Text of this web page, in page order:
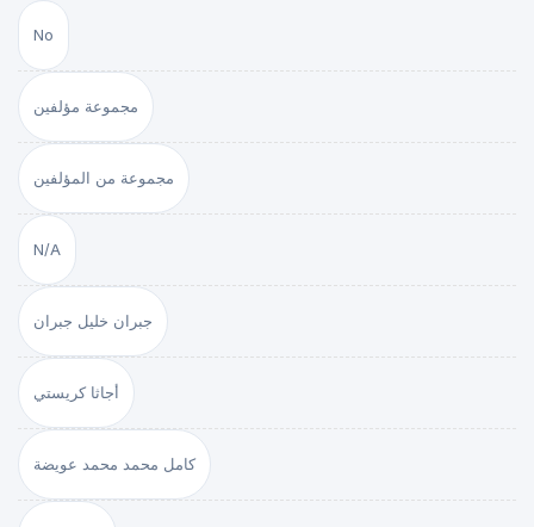
No
مجموعة مؤلفين
مجموعة من المؤلفين
N/A
جبران خليل جبران
أجاثا كريستي
كامل محمد محمد عويضة